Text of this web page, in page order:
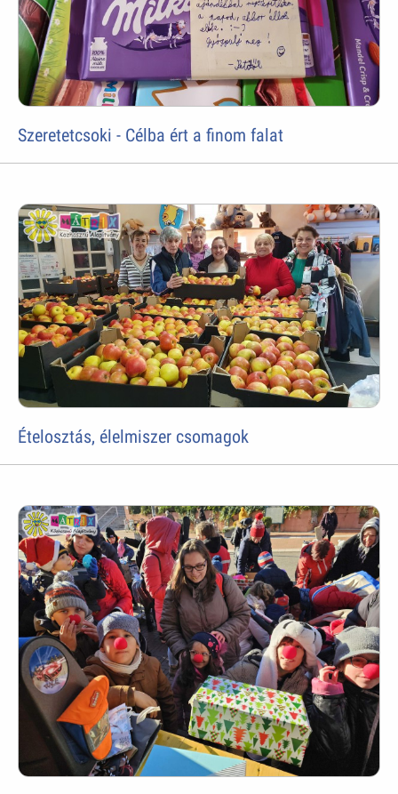
Szeretetcsoki - Célba ért a finom falat
Ételosztás, élelmiszer csomagok